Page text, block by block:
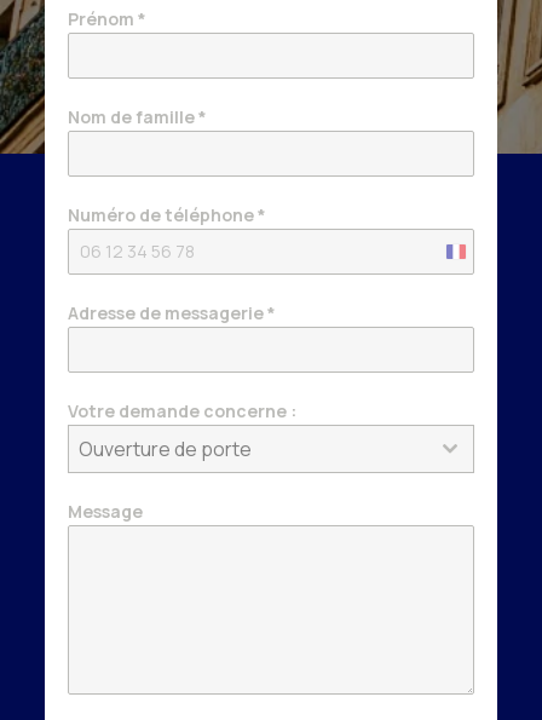
Prénom*
Nom de famille*
Numéro de téléphone*
France
Adresse de messagerie*
Votre demande concerne :
Ouverture de porte
Message